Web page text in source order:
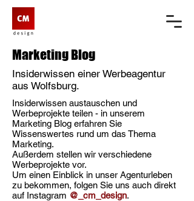
Marketing Blog
Insiderwissen einer Werbeagentur
aus Wolfsburg.
Insiderwissen austauschen und
Werbeprojekte teilen - in unserem
Marketing Blog erfahren Sie
Wissenswertes rund um das Thema
Marketing.
Außerdem stellen wir verschiedene
Werbeprojekte vor.
Um einen Einblick in unser Agenturleben
zu bekommen, folgen Sie uns auch direkt
auf Instagram @_cm_design.